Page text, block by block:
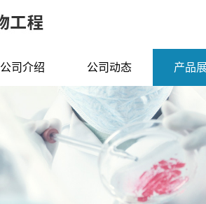
公司介绍 公司动态 产品